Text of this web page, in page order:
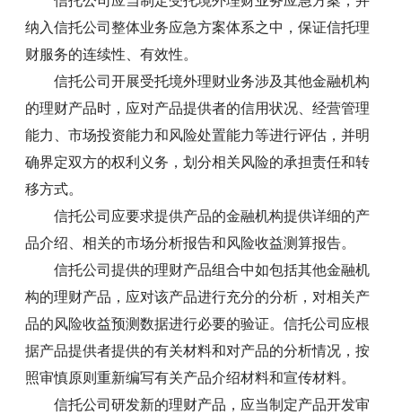
纳入信托公司整体业务应急方案体系之中，保证信托理
财服务的连续性、有效性。
信托公司开展受托境外理财业务涉及其他金融机构
的理财产品时，应对产品提供者的信用状况、经营管理
能力、市场投资能力和风险处置能力等进行评估，并明
确界定双方的权利义务，划分相关风险的承担责任和转
移方式。
信托公司应要求提供产品的金融机构提供详细的产
品介绍、相关的市场分析报告和风险收益测算报告。
信托公司提供的理财产品组合中如包括其他金融机
构的理财产品，应对该产品进行充分的分析，对相关产
品的风险收益预测数据进行必要的验证。信托公司应根
据产品提供者提供的有关材料和对产品的分析情况，按
照审慎原则重新编写有关产品介绍材料和宣传材料。
信托公司研发新的理财产品，应当制定产品开发审